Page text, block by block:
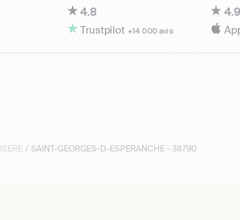
4.8
Trustpilot +14 000 avis
4.9
ISERE / SAINT-GEORGES-D-ESPERANCHE - 38790